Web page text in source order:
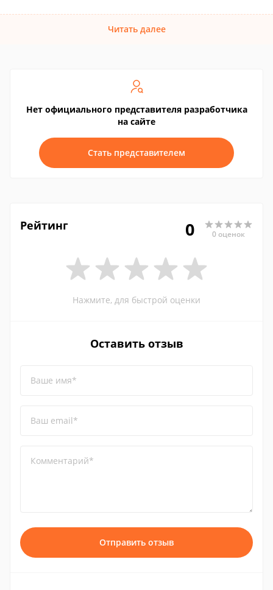
Читать далее
Нет официального представителя разработчика
на сайте
Стать представителем
Рейтинг 0 0 оценок
Нажмите, для быстрой оценки
Оставить отзыв
Ваше имя*
Ваш email*
Комментарий*
Отправить отзыв